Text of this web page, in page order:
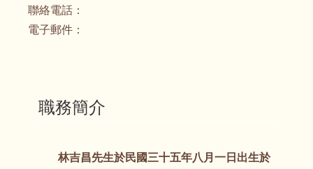
聯絡電話：
電子郵件：
職務簡介
林吉昌先生於民國三十五年八月一日出生於